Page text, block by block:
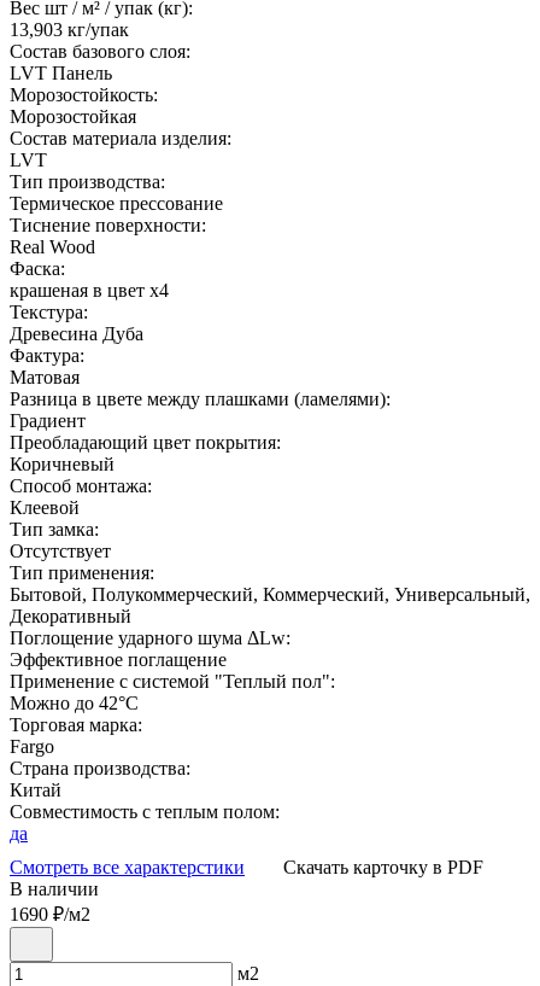
Вес шт / м² / упак (кг):
13,903 кг/упак
Состав базового слоя:
LVT Панель
Морозостойкость:
Морозостойкая
Состав материала изделия:
LVT
Тип производства:
Термическое прессование
Тиснение поверхности:
Real Wood
Фаска:
крашеная в цвет х4
Текстура:
Древесина Дуба
Фактура:
Матовая
Разница в цвете между плашками (ламелями):
Градиент
Преобладающий цвет покрытия:
Коричневый
Способ монтажа:
Клеевой
Тип замка:
Отсутствует
Тип применения:
Бытовой, Полукоммерческий, Коммерческий, Универсальный,
Декоративный
Поглощение ударного шума ΔLw:
Эффективное поглащение
Применение с системой "Теплый пол":
Можно до 42°С
Торговая марка:
Fargo
Страна производства:
Китай
Совместимость с теплым полом:
да
Смотреть все характерстики
Скачать карточку в PDF
В наличии
1690 ₽/м2
м2